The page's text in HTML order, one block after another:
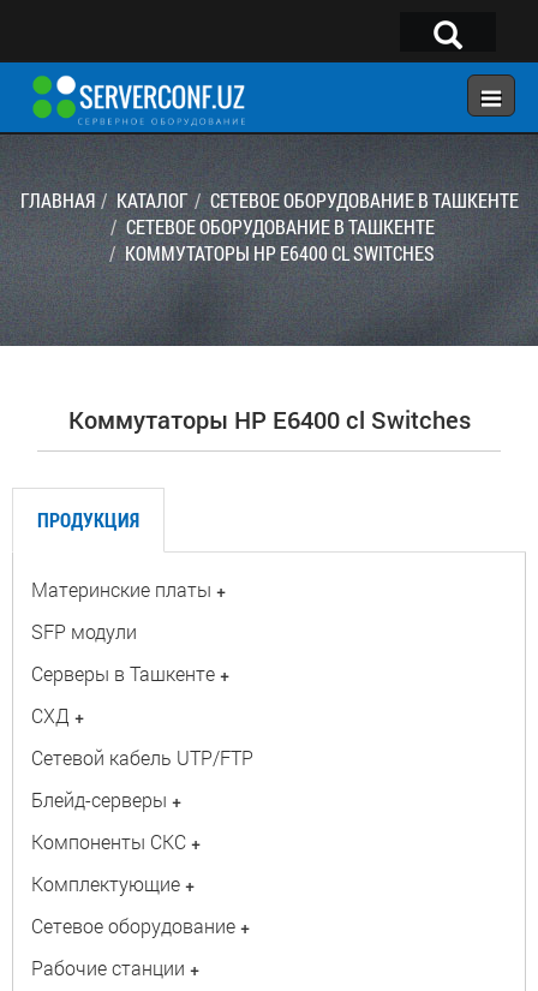
×
ГЛАВНАЯ
КОНФИГУРАТОР
КАТАЛОГ
Telegram:@serverconf_uz
Тел: (90) 932-18-00
ГЛАВНАЯ КАТАЛОГ
СЕТЕВОЕ ОБОРУДОВАНИЕ В ТАШКЕНТЕ
СЕТЕВОЕ ОБОРУДОВАНИЕ В ТАШКЕНТЕ
KОММУТАТОРЫ HP E6400 CL SWITCHES
Kоммутаторы HP E6400 cl Switches
ПРОДУКЦИЯ
Материнские платы +
SFP модули
Серверы в Ташкенте +
СХД +
Сетевой кабель UTP/FTP
Блейд-серверы +
Компоненты СКС +
Комплектующие +
Сетевое оборудование +
Рабочие станции +